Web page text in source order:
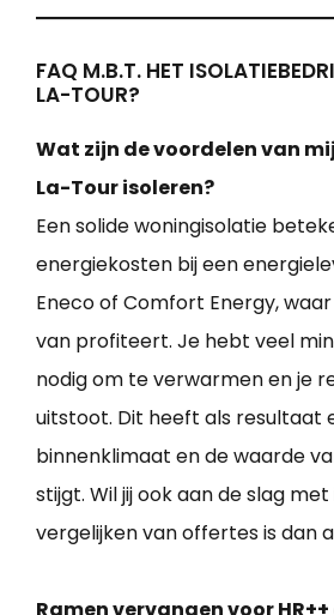
FAQ M.B.T. HET
LA-TOUR?
Wat zijn de voordelen van
La-Tour isoleren?
Een solide woningisolatie
energiekosten bij een
Eneco of Comfort Energy,
van profiteert. Je hebt veel
nodig om te verwarmen en je
uitstoot. Dit heeft als resultaat
binnenklimaat en de waarde
stijgt. Wil jij ook aan de slag
vergelijken van offertes is dan
Ramen vervangen voor